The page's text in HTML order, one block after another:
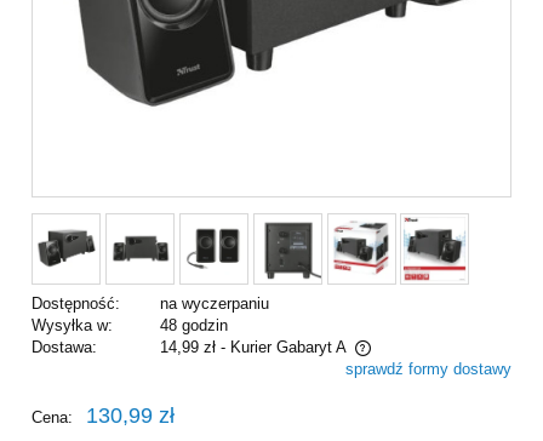
Dostępność:
na wyczerpaniu
Wysyłka w:
48 godzin
Dostawa:
14,99 zł - Kurier Gabaryt A
Cena nie zawiera ewentualnych kosztów płatnościsprawdź formy dostawy
Cena: 130,99 zł